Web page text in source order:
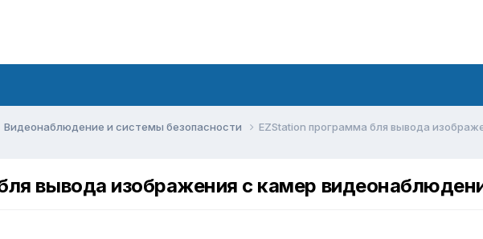
Видеонаблюдение и системы безопасности EZStation программа бля вывода
вывода изображения с камер